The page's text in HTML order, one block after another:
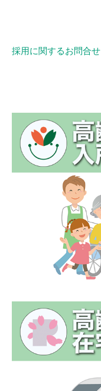
採用に関するお問合せ